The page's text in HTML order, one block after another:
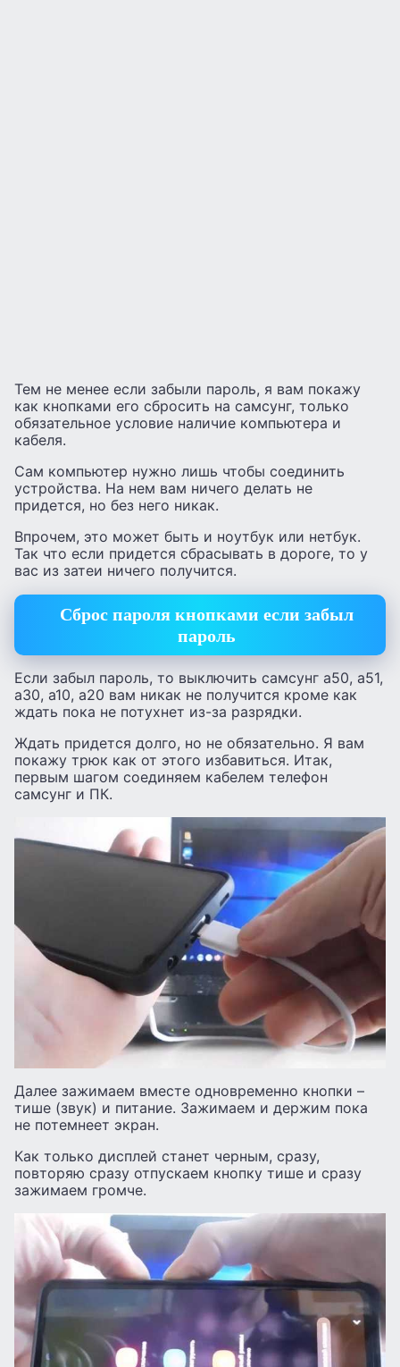
Тем не менее если забыли пароль, я вам покажу
как кнопками его сбросить на самсунг, только
обязательное условие наличие компьютера и
кабеля.
Сам компьютер нужно лишь чтобы соединить
устройства. На нем вам ничего делать не
придется, но без него никак.
Впрочем, это может быть и ноутбук или нетбук.
Так что если придется сбрасывать в дороге, то у
вас из затеи ничего получится.
Сброс пароля кнопками если забыл
пароль
Если забыл пароль, то выключить самсунг а50, а51,
а30, а10, а20 вам никак не получится кроме как
ждать пока не потухнет из-за разрядки.
Ждать придется долго, но не обязательно. Я вам
покажу трюк как от этого избавиться. Итак,
первым шагом соединяем кабелем телефон
самсунг и ПК.
Далее зажимаем вместе одновременно кнопки –
тише (звук) и питание. Зажимаем и держим пока
не потемнеет экран.
Как только дисплей станет черным, сразу,
повторяю сразу отпускаем кнопку тише и сразу
зажимаем громче.